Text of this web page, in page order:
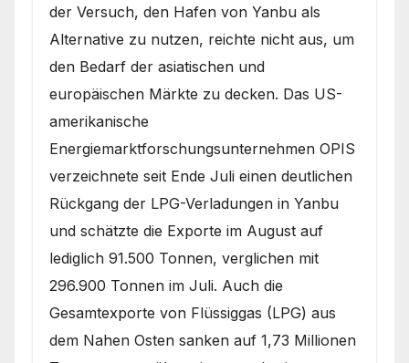
der Versuch, den Hafen von Yanbu als
Alternative zu nutzen, reichte nicht aus, um
den Bedarf der asiatischen und
europäischen Märkte zu decken. Das US-
amerikanische
Energiemarktforschungsunternehmen OPIS
verzeichnete seit Ende Juli einen deutlichen
Rückgang der LPG-Verladungen in Yanbu
und schätzte die Exporte im August auf
lediglich 91.500 Tonnen, verglichen mit
296.900 Tonnen im Juli. Auch die
Gesamtexporte von Flüssiggas (LPG) aus
dem Nahen Osten sanken auf 1,73 Millionen